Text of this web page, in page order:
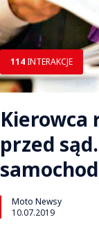
114 INTERAKCJE
Kierowca
przed
Moto Newsy
10.07.2019